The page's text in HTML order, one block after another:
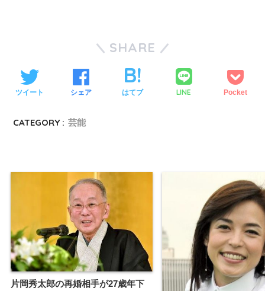
SHARE
ツイート シェア はてブ LINE Pocket
CATEGORY : 芸能
片岡秀太郎の再婚相手が27歳年下